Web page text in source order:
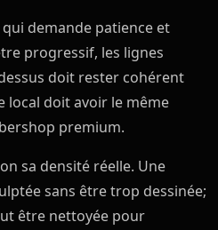
demande patience et
progressif, les lignes
doit rester cohérent
local doit avoir le même
premium.
sa densité réelle. Une
sans être trop dessinée;
être nettoyée pour